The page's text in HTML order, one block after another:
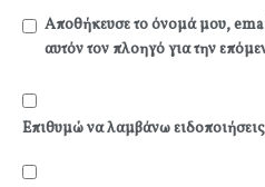
Αποθήκευσε το όνομά μου,
αυτόν τον πλοηγό για την
Επιθυμώ να λαμβάνω